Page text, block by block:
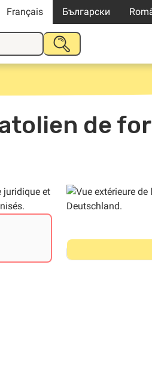
Français Български
SOUMETTRE
de
juridique et